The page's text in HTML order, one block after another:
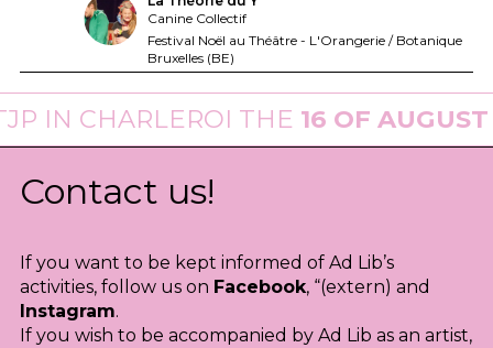
Canine Collectif
Festival Noël au Théâtre - L'Orangerie / Botanique
Bruxelles (BE)
CHARLEROI THE16 OF AUGUST
Contact us!
If you want to be kept informed of Ad Lib’s
activities, follow us on Facebook, “(extern) and
Instagram.
If you wish to be accompanied by Ad Lib as an artist,